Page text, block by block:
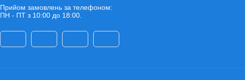
Прийом замовлень за телефоном:
ПН - ПТ з 10:00 до 18:00.